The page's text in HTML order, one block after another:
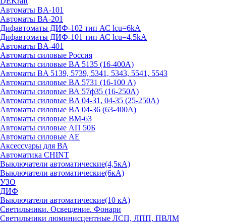
Автоматы BA-101
Автоматы ВА-201
Дифавтоматы ДИФ-102 тип АС lcu=6kA
Дифавтоматы ДИФ-101 тип АС lcu=4.5kA
Автоматы BA-401
Автоматы силовые Россия
Автоматы силовые BA 5135 (16-400А)
Автоматы BA 5139, 5739, 5341, 5343, 5541, 5543
Автоматы силовые BA 5731 (16-100 А)
Автоматы силовые ВА 57ф35 (16-250А)
Автоматы силовые BA 04-31, 04-35 (25-250А)
Автоматы силовые BA 04-36 (63-400А)
Автоматы силовые ВМ-63
Автоматы силовые АП 50Б
Автоматы силовые АЕ
Аксессуары для ВА
Автоматика CHINT
Выключатели автоматические(4,5кА)
Выключатели автоматические(6кА)
УЗО
ДИФ
Выключатели автоматические(10 кА)
Светильники. Освещение. Фонари
Светильники люминисцентные ЛСП, ЛПП, ПВЛМ